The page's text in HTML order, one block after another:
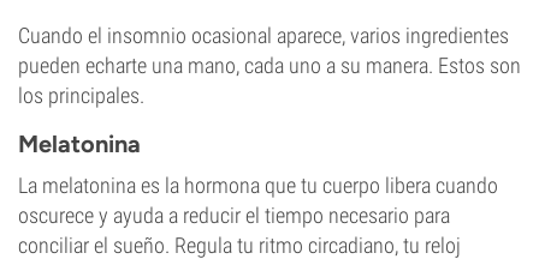
Cuando el insomnio ocasional aparece, varios ingredientes
pueden echarte una mano, cada uno a su manera. Estos son
los principales.
Melatonina
La melatonina es la hormona que tu cuerpo libera cuando
oscurece y ayuda a reducir el tiempo necesario para
conciliar el sueño. Regula tu ritmo circadiano, tu reloj